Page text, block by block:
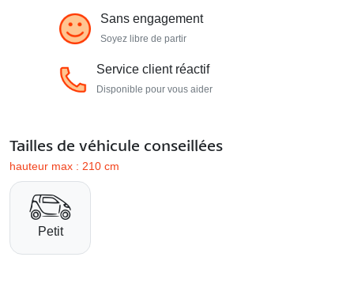
Sans engagement
Soyez libre de partir
Service client réactif
Disponible pour vous aider
Tailles de véhicule conseillées
hauteur max : 210 cm
Petit